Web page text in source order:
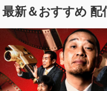
最新＆おすすめ 配